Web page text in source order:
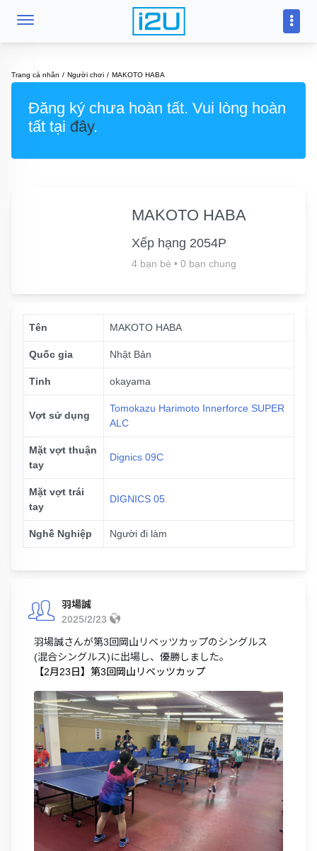
Trang cá nhân Người chơi MAKOTO HABA
Đăng ký chưa hoàn tất. Vui lòng hoàn
tất tại đây.
MAKOTO HABA
Xếp hạng 2054P
4 bạn bè • 0 bạn chung
Tên MAKOTO HABA
Quốc gia Nhật Bản
Tỉnh okayama
Vợt sử dụng
Tomokazu Harimoto Innerforce SUPER
ALC
Mặt vợt thuận
tay
Dignics 09C
Mặt vợt trái
tay
DIGNICS 05
Nghề Nghiệp Người đi làm
羽場誠
2025/2/23
羽場誠さんが第3回岡山リベッツカップのシングルス
(混合シングルス)に出場し、優勝しました。
【2月23日】第3回岡山リベッツカップ